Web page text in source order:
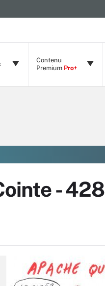
Contenu
Premium Pro+
- 428